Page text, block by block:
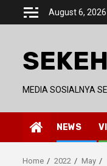
August 6, 2026
MEDIA SOSIALNYA
NEWS
Home 2022 May